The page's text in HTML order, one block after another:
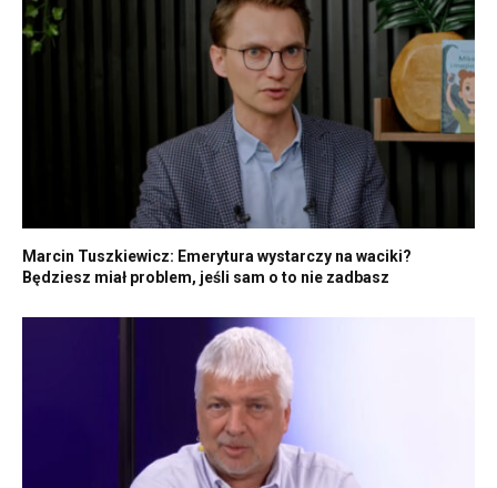
Marcin Tuszkiewicz: Emerytura wystarczy na waciki?
Będziesz miał problem, jeśli sam o to nie zadbasz